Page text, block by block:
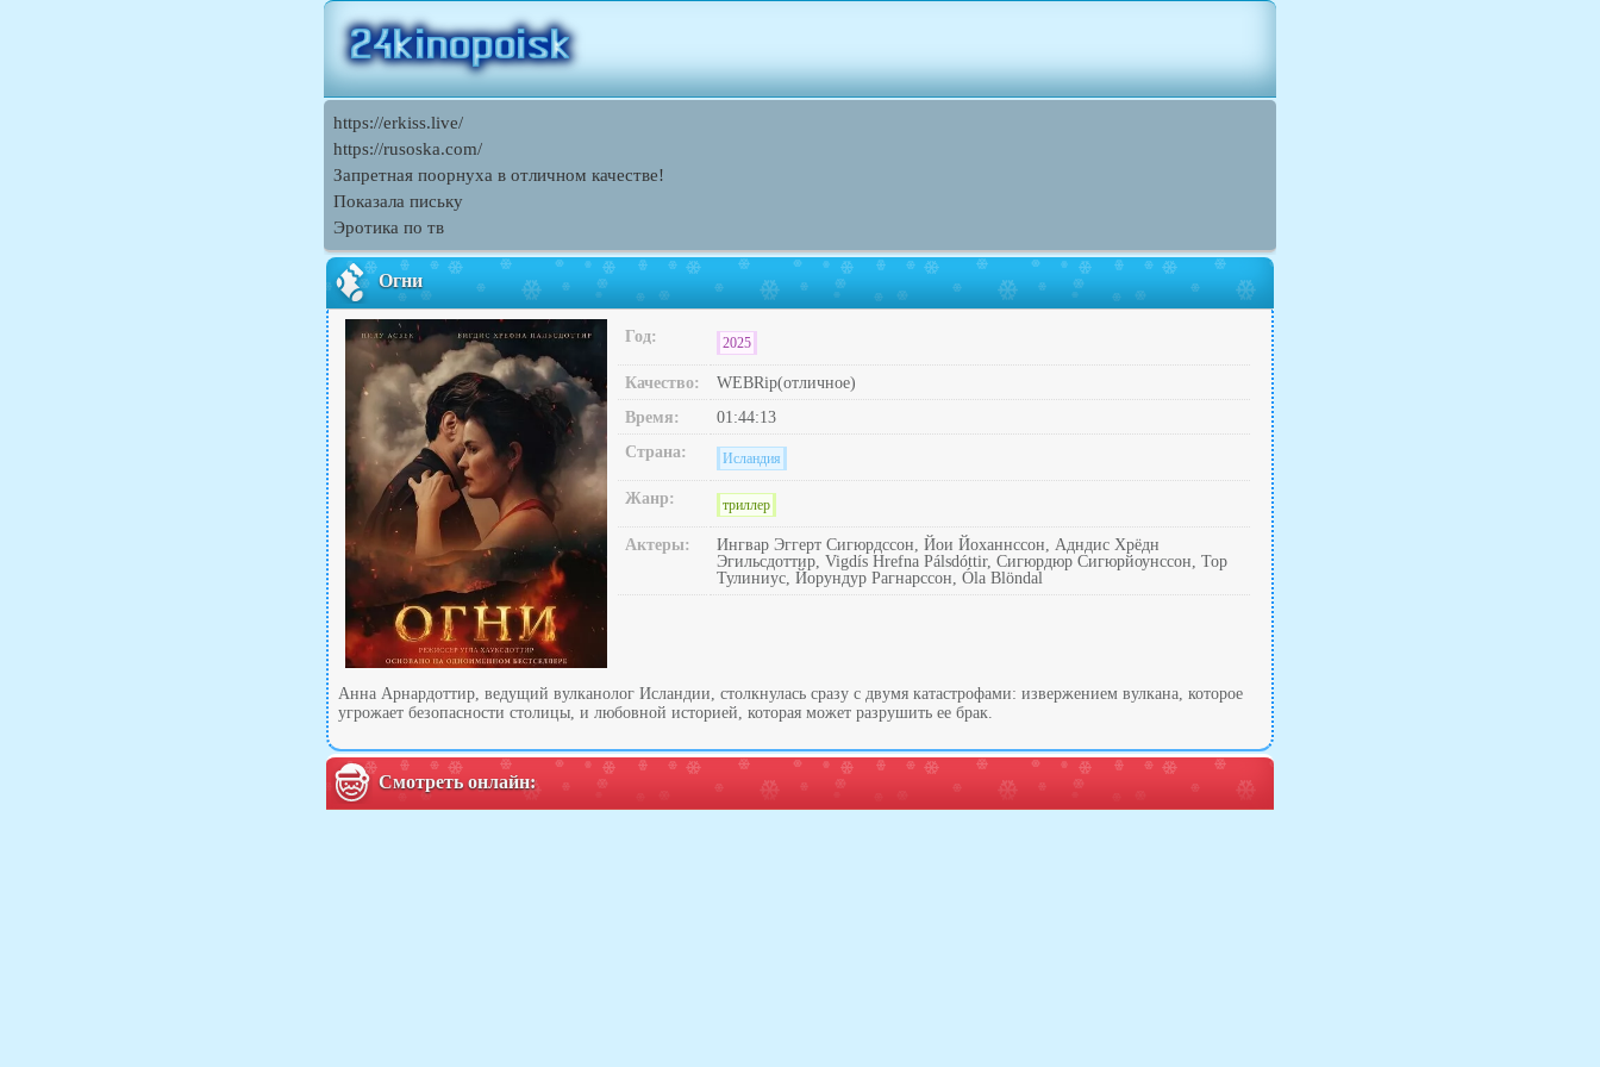
https://erkiss.live/
https://rusoska.com/
Запретная поорнуха в отличном качестве!
Показала письку
Эротика по тв
Огни
Год: 2025
Качество:
WEBRip(отличное)
Время:
01:44:13
Страна:
Исландия
Жанр: триллер
Актеры:
Ингвар Эггерт Сигюрдссон, Йои Йоханнссон, Адндис Хрёдн
Эгильсдоттир, Vigdís Hrefna Pálsdóttir, Сигюрдюр Сигюрйоунссон, Тор
Тулиниус, Йорундур Рагнарссон, Óla Blöndal
Анна Арнардоттир, ведущий вулканолог Исландии, столкнулась сразу с двумя катастрофами: извержением вулкана, которое
угрожает безопасности столицы, и любовной историей, которая может разрушить ее брак.
Смотреть онлайн: